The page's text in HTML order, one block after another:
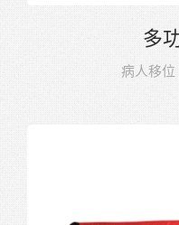
多
病人移位